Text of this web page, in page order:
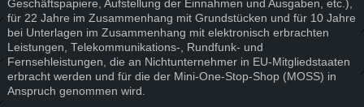
Geschäftspapiere, Aufstellung der Einnahmen und Ausgaben, etc.),
für 22 Jahre im Zusammenhang mit Grundstücken und für 10 Jahre
bei Unterlagen im Zusammenhang mit elektronisch erbrachten
Leistungen, Telekommunikations-, Rundfunk- und
Fernsehleistungen, die an Nichtunternehmer in EU-Mitgliedstaaten
erbracht werden und für die der Mini-One-Stop-Shop (MOSS) in
Anspruch genommen wird.